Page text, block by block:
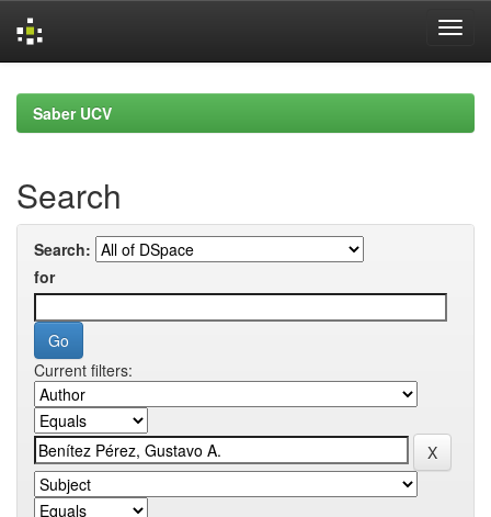
navigationSaber UCV
Search
Search:
for
Current filters: